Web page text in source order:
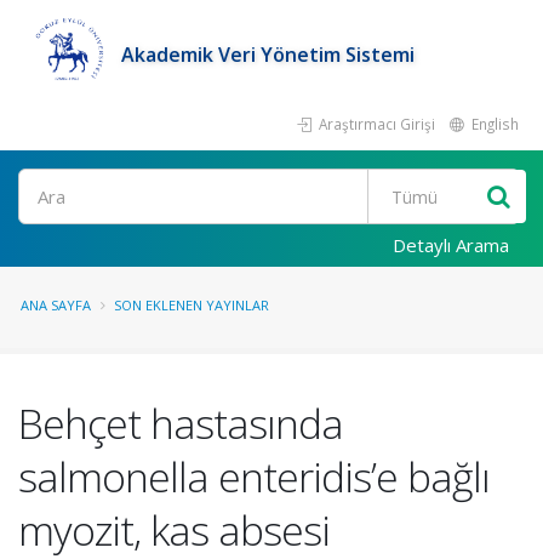
Akademik Veri Yönetim Sistemi
Araştırmacı Girişi English
Ara
Detaylı Arama
ANA SAYFA SON EKLENEN YAYINLAR
Behçet hastasında
salmonella enteridis’e bağlı
myozit, kas absesi